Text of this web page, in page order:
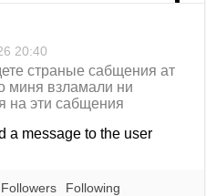
20:40
страные сабщения ат
миня взламали ни
на эти сабщения
a message to the user
Followers Following